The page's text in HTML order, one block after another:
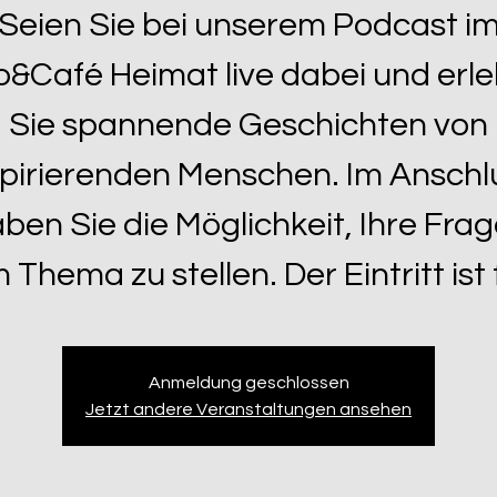
Seien Sie bei unserem Podcast
Heimat live dabei und
Sie spannende Geschichten von
Menschen. Im
Sie die Möglichkeit, Ihre
Thema zu stellen. Der Eintritt ist
Anmeldung geschlossen
Jetzt andere Veranstaltungen ansehen